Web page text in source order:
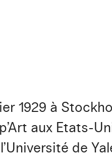
1929 à
aux Etats-
de